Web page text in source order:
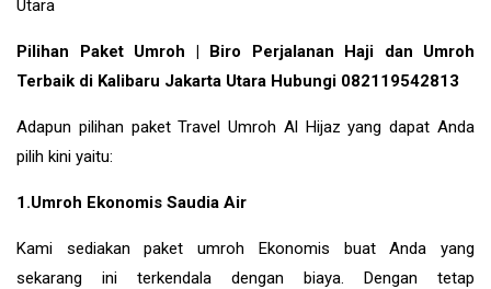
Pilihan Paket Umroh | Biro Perjalanan Haji dan Umroh
Terbaik di Kalibaru Jakarta Utara Hubungi 082119542813
Adapun pilihan paket Travel Umroh Al Hijaz yang dapat Anda
pilih kini yaitu:
1.Umroh Ekonomis Saudia Air
Kami sediakan paket umroh Ekonomis buat Anda yang
sekarang ini terkendala dengan biaya. Dengan tetap